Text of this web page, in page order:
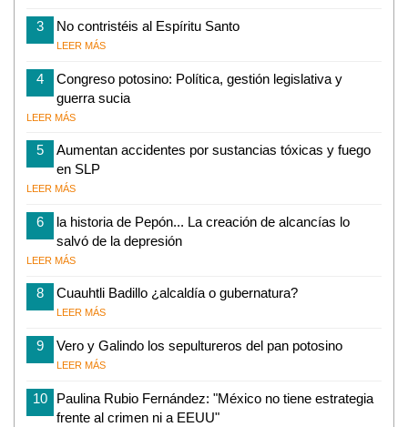
3 No contristéis al Espíritu Santo
LEER MÁS
4
Congreso potosino: Política, gestión legislativa y
guerra sucia
LEER MÁS
5
Aumentan accidentes por sustancias tóxicas y fuego
en SLP
LEER MÁS
6
la historia de Pepón... La creación de alcancías lo
salvó de la depresión
LEER MÁS
8 Cuauhtli Badillo ¿alcaldía o gubernatura?
LEER MÁS
9 Vero y Galindo los sepultureros del pan potosino
LEER MÁS
10
Paulina Rubio Fernández: "México no tiene estrategia
frente al crimen ni a EEUU"